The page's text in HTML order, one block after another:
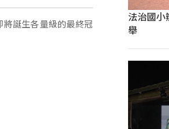
誕生各量級的最終冠
法治國
舉